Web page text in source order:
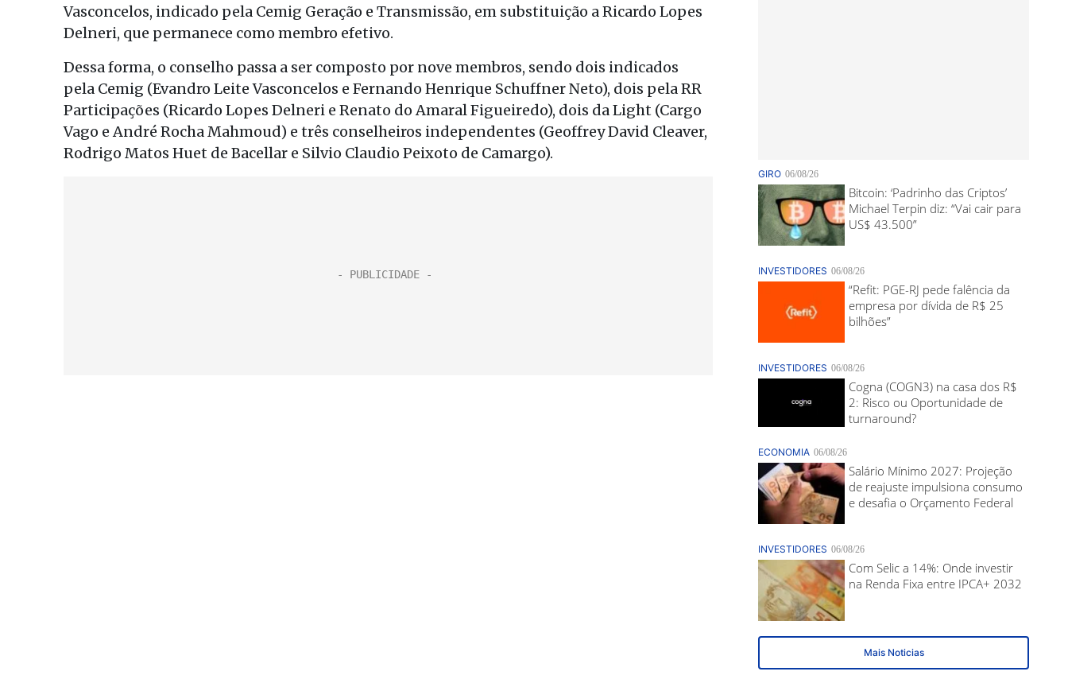
Vasconcelos, indicado pela Cemig Geração e Transmissão, em substituição a Ricardo Lopes
Delneri, que permanece como membro efetivo.
Dessa forma, o conselho passa a ser composto por nove membros, sendo dois indicados
pela Cemig (Evandro Leite Vasconcelos e Fernando Henrique Schuffner Neto), dois pela RR
Participações (Ricardo Lopes Delneri e Renato do Amaral Figueiredo), dois da Light (Cargo
Vago e André Rocha Mahmoud) e três conselheiros independentes (Geoffrey David Cleaver,
Rodrigo Matos Huet de Bacellar e Silvio Claudio Peixoto de Camargo).